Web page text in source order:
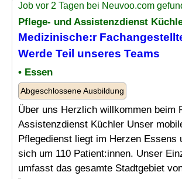
Job vor 2 Tagen bei Neuvoo.com
Pflege- und Assistenzdienst
Medizinische:r
Werde Teil unseres Teams
• Essen
Abgeschlossene Ausbildung
Über uns Herzlich willkommen beim
Assistenzdienst Küchler Unser
Pflegedienst liegt im Herzen Essens
sich um 110 Patient:innen. Unser
umfasst das gesamte Stadtgebiet